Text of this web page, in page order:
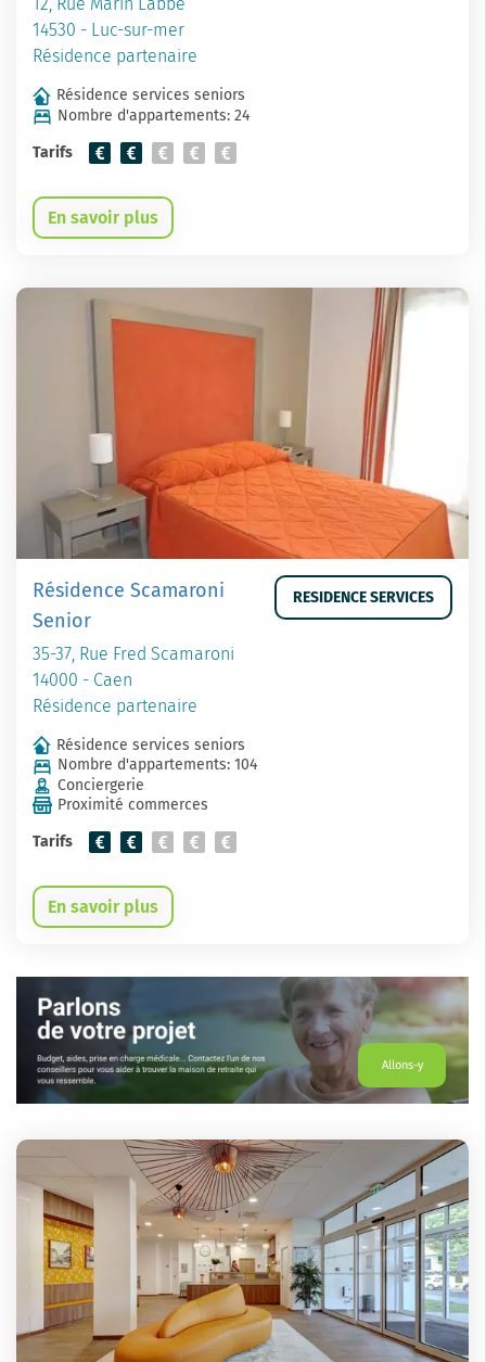
12, Rue Marin Labbé
14530 - Luc-sur-mer
Résidence partenaire
Résidence services seniors
Nombre d'appartements: 24
Tarifs
En savoir plus
Résidence Scamaroni
Senior
35-37, Rue Fred Scamaroni
14000 - Caen
Résidence partenaire
RESIDENCE SERVICES
Résidence services seniors
Nombre d'appartements: 104
Conciergerie
Proximité commerces
Tarifs
En savoir plus
Allons-y